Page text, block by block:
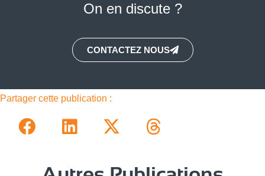
On en discute ?
CONTACTEZ NOUS
Partager cette publication :